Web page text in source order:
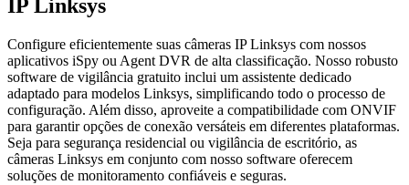
IP Linksys
Configure eficientemente suas câmeras IP Linksys com nossos
aplicativos iSpy ou Agent DVR de alta classificação. Nosso robusto
software de vigilância gratuito inclui um assistente dedicado
adaptado para modelos Linksys, simplificando todo o processo de
configuração. Além disso, aproveite a compatibilidade com ONVIF
para garantir opções de conexão versáteis em diferentes plataformas.
Seja para segurança residencial ou vigilância de escritório, as
câmeras Linksys em conjunto com nosso software oferecem
soluções de monitoramento confiáveis e seguras.